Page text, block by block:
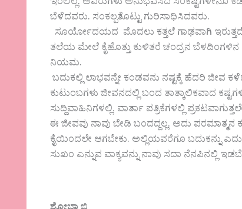
ಇರಲಿಲ್ಲ. ಅವರುಗಳು ಅನುಭವಿಸಿದ ಸಂಕಷ್ಟಗಳೇನೂ
ಬೆಳೆದವರು. ಸಂಕಲ್ಪತೊಟ್ಟು ಗುರಿಸಾಧಿಸಿದವರು.
ಸೂರ್ಯೋದಯದ ಮೊದಲು ಕತ್ತಲೆ ಗಾಢವಾಗಿ
ತಲೆಯ ಮೇಲೆ ಕೈಹೊತ್ತು ಕುಳಿತರೆ ಚಂದ್ರನ ಬೆಳದಿಂಗಳಿನ
ನಿಯಮ.
ಬದುಕಲ್ಲಿ ಲಾಭವನ್ನೇ ಕಂಡವನು ನಷ್ಟಕ್ಕೆ ಹೆದರಿ ಜೀವ
ಕುಟುಂಬಗಳು ಜೀವನದಲ್ಲಿ ಬಂದ ತಾತ್ಕಾಲಿಕವಾದ
ಸುದ್ದಿವಾಹಿನಿಗಳಲ್ಲಿ, ವಾರ್ತಾ ಪತ್ರಿಕೆಗಳಲ್ಲಿ
ಈ ಜೀವವು ನಾವು ಬೇಡಿ ಬಂದದ್ದಲ್ಲ. ಅದು
ಕೈಯಿಂದಲೇ ಆಗಬೇಕು. ಅಲ್ಲಿಯವರೆಗೂ ಬದುಕನ್ನು
ಸುಖಂ ಎನ್ನುವ ವಾಕ್ಯವನ್ನು ನಾವು ಸದಾ ನೆನಪಿನಲ್ಲಿ